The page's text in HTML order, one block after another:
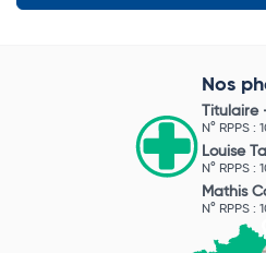
Nos
Titulaire
N° RPPS :
Louise
N° RPPS :
Mathis
N° RPPS :